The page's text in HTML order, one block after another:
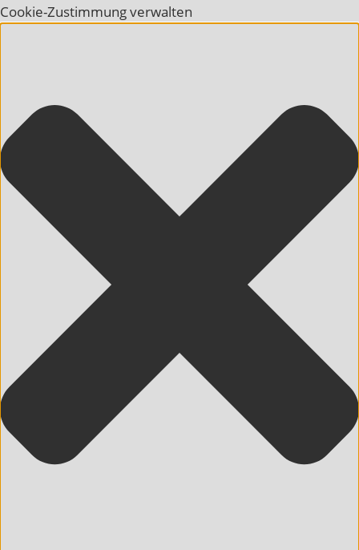
Cookie-Zustimmung verwalten